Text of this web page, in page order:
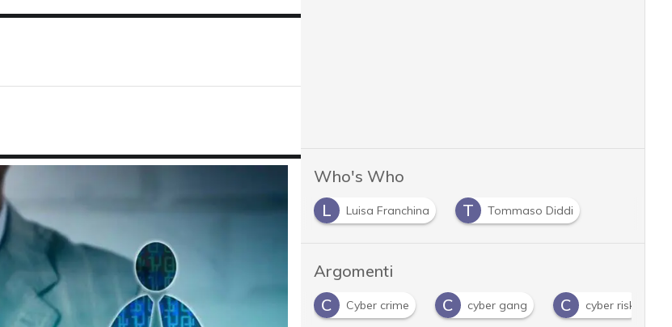
Who's Who
L
Luisa Franchina T Tommaso Diddi
Argomenti
C
Cloud C cyber gang C cyber risk G guida